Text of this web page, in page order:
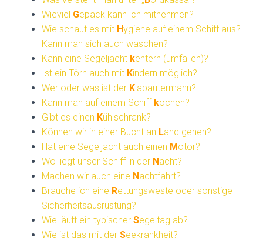
Wieviel Gepäck kann ich mitnehmen?
Wie schaut es mit Hygiene auf einem Schiff aus?
Kann man sich auch waschen?
Kann eine Segeljacht kentern (umfallen)?
Ist ein Törn auch mit Kindern möglich?
Wer oder was ist der Klabautermann?
Kann man auf einem Schiff kochen?
Gibt es einen Kühlschrank?
Können wir in einer Bucht an Land gehen?
Hat eine Segeljacht auch einen Motor?
Wo liegt unser Schiff in der Nacht?
Machen wir auch eine Nachtfahrt?
Brauche ich eine Rettungsweste oder sonstige
Sicherheitsausrüstung?
Wie läuft ein typischer Segeltag ab?
Wie ist das mit der Seekrankheit?